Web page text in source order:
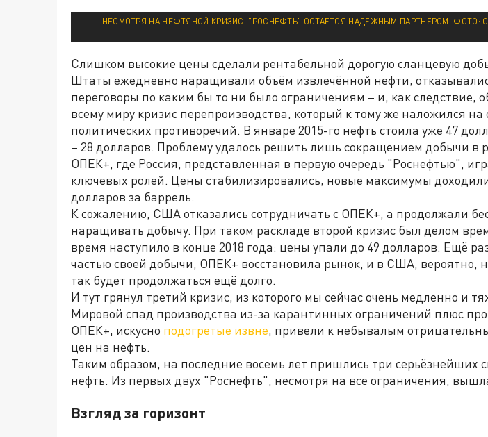
НЕСМОТРЯ НА НЕФТЯНОЙ КРИЗИС, "РОСНЕФТЬ" ОСТАЁТСЯ НАДЁЖНЫМ ПАРТНЁРОМ. ФОТО:
Слишком высокие цены сделали рентабельной дорогую сланцевую
Штаты ежедневно наращивали объём извлечённой нефти,
переговоры по каким бы то ни было ограничениям – и, как следствие,
всему миру кризис перепроизводства, который к тому же наложился на
политических противоречий. В январе 2015-го нефть стоила уже 47
– 28 долларов. Проблему удалось решить лишь сокращением добычи в
ОПЕК+, где Россия, представленная в первую очередь "Роснефтью",
ключевых ролей. Цены стабилизировались, новые максимумы
долларов за баррель.
К сожалению, США отказались сотрудничать с ОПЕК+, а продолжали
наращивать добычу. При таком раскладе второй кризис был делом
время наступило в конце 2018 года: цены упали до 49 долларов. Ещё
частью своей добычи, ОПЕК+ восстановила рынок, и в США, вероятно,
так будет продолжаться ещё долго.
И тут грянул третий кризис, из которого мы сейчас очень медленно и
Мировой спад производства из-за карантинных ограничений плюс
ОПЕК+, искусно подогретые извне, привели к небывалым
цен на нефть.
Таким образом, на последние восемь лет пришлись три серьёзнейших
нефть. Из первых двух "Роснефть", несмотря на все ограничения,
Взгляд за горизонт